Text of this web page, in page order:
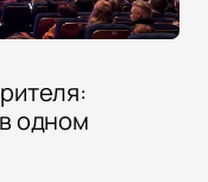
одном